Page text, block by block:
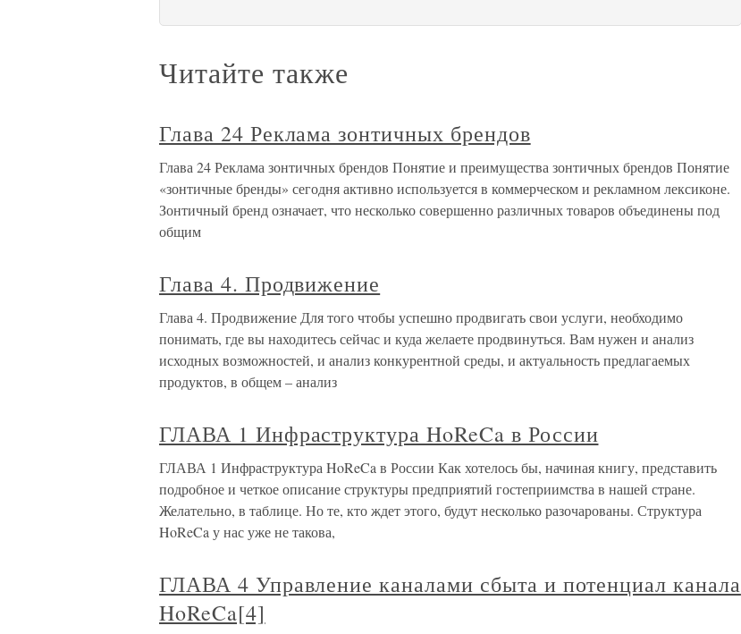
Читайте также
Глава 24 Реклама зонтичных брендов
Глава 24 Реклама зонтичных брендов Понятие и преимущества зонтичных брендов Понятие
«зонтичные бренды» сегодня активно используется в коммерческом и рекламном лексиконе.
Зонтичный бренд означает, что несколько совершенно различных товаров объединены под
общим
Глава 4. Продвижение
Глава 4. Продвижение Для того чтобы успешно продвигать свои услуги, необходимо
понимать, где вы находитесь сейчас и куда желаете продвинуться. Вам нужен и анализ
исходных возможностей, и анализ конкурентной среды, и актуальность предлагаемых
продуктов, в общем – анализ
ГЛАВА 1 Инфраструктура HoReCa в России
ГЛАВА 1 Инфраструктура HoReCa в России Как хотелось бы, начиная книгу, представить
подробное и четкое описание структуры предприятий гостеприимства в нашей стране.
Желательно, в таблице. Но те, кто ждет этого, будут несколько разочарованы. Структура
HoReCa у нас уже не такова,
ГЛАВА 4 Управление каналами сбыта и потенциал канала
HoReCa[4]